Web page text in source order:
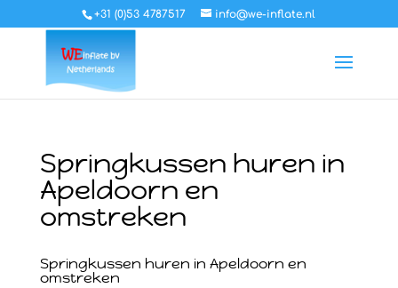
+31 (0)53 4787517 info@we-inflate.nl
Springkussen huren in
Apeldoorn en
omstreken
Springkussen huren in Apeldoorn en
omstreken